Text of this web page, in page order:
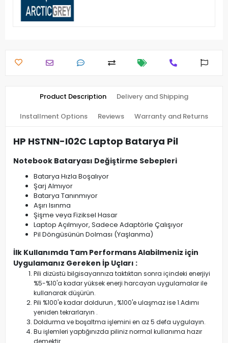
Product Description Delivery and Shipping
Installment Options Reviews Warranty and Returns
HP HSTNN-I02C Laptop Batarya Pil
Notebook Bataryası Değiştirme Sebepleri
Batarya Hızla Boşalıyor
Şarj Almıyor
Batarya Tanınmıyor
Aşırı Isınma
Şişme veya Fiziksel Hasar
Laptop Açılmıyor, Sadece Adaptörle Çalışıyor
Pil Döngüsünün Dolması (Yaşlanma)
İlk Kullanımda Tam Performans Alabilmeniz için
Uygulamanız Gereken İp Uçları :
Pili dizüstü bilgisayarınıza taktıktan sonra içindeki enerjiyi
%5-%10'a kadar yüksek enerji harcayan uygulamalar ile
kullanarak düşürün.
Pili %100'e kadar doldurun , %100'e ulaşmaz ise 1.Adımı
yeniden tekrarlaryın .
Doldurma ve boşaltma işlemini en az 5 defa uygulayın.
Bu işlemleri yaptığınızda piliniz normal kullanıma hazır
demektir.